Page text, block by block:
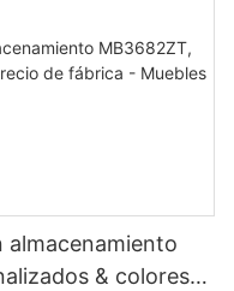
almacenamiento
& colores